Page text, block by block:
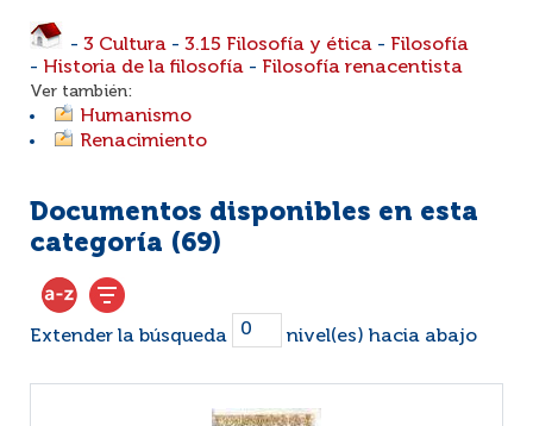
- 3 Cultura - 3.15 Filosofía y ética - Filosofía
- Historia de la filosofía - Filosofía renacentista
Ver también:
Humanismo
Renacimiento
Documentos disponibles en esta
categoría (69)
Extender la búsqueda nivel(es) hacia abajo